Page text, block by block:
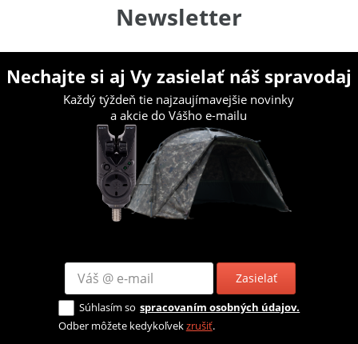
Newsletter
Nechajte si aj Vy zasielať náš spravodaj
Každý týždeň tie najzaujímavejšie novinky
a akcie do Vášho e-mailu
Zasielať
Súhlasím so spracovaním osobných údajov.
Odber môžete kedykoľvekzrušiť.